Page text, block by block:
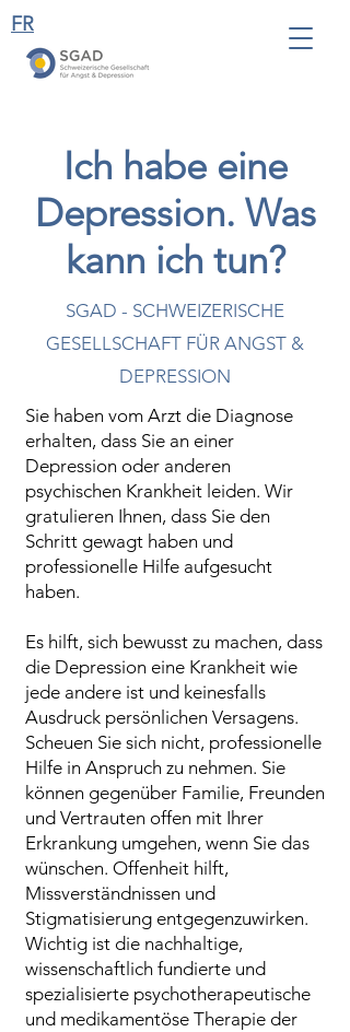
FR
Ich habe eine
Depression. Was
kann ich tun?
SGAD - SCHWEIZERISCHE
GESELLSCHAFT FÜR ANGST &
DEPRESSION
Sie haben vom Arzt die Diagnose
erhalten, dass Sie an einer
Depression oder anderen
psychischen Krankheit leiden. Wir
gratulieren Ihnen, dass Sie den
Schritt gewagt haben und
professionelle Hilfe aufgesucht
haben.
Es hilft, sich bewusst zu machen, dass
die Depression eine Krankheit wie
jede andere ist und keinesfalls
Ausdruck persönlichen Versagens.
Scheuen Sie sich nicht, professionelle
Hilfe in Anspruch zu nehmen. Sie
können gegenüber Familie, Freunden
und Vertrauten offen mit Ihrer
Erkrankung umgehen, wenn Sie das
wünschen. Offenheit hilft,
Missverständnissen und
Stigmatisierung entgegenzuwirken.
Wichtig ist die nachhaltige,
wissenschaftlich fundierte und
spezialisierte psychotherapeutische
und medikamentöse Therapie der